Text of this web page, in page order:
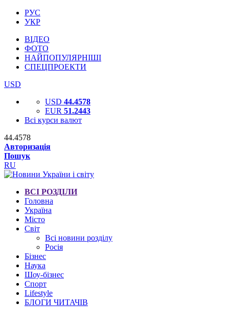
РУС
УКР
ВІДЕО
ФОТО
НАЙПОПУЛЯРНІШІ
СПЕЦПРОЕКТИ
USD
USD 44.4578
EUR 51.2443
Всі курси валют
44.4578
Авторизація
Пошук
RU
ВСІ РОЗДІЛИ
Головна
Україна
Місто
Світ
Всі новини розділу
Росія
Бізнес
Наука
Шоу-бізнес
Спорт
Lifestyle
БЛОГИ ЧИТАЧІВ